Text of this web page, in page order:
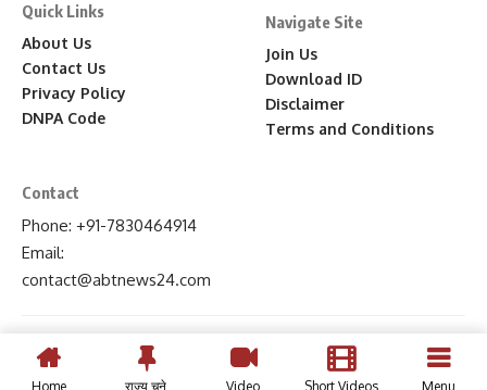
Quick Links
About Us
Contact Us
Privacy Policy
DNPA Code
Navigate Site
Join Us
Download ID
Disclaimer
Terms and Conditions
Contact
Phone: +91-7830464914
Email:
contact@abtnews24.com
Home राज्य चुने Video Short Videos Menu